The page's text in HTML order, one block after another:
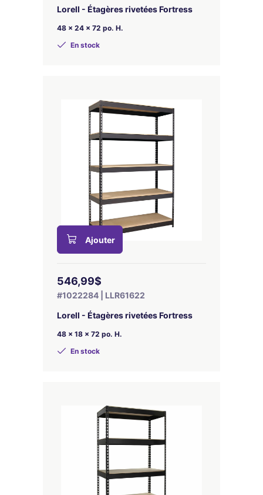
Lorell - Étagères rivetées Fortress
48 x 24 x 72 po. H.
En stock
Ajouter
546,99$
#1022284 | LLR61622
Lorell - Étagères rivetées Fortress
48 x 18 x 72 po. H.
En stock